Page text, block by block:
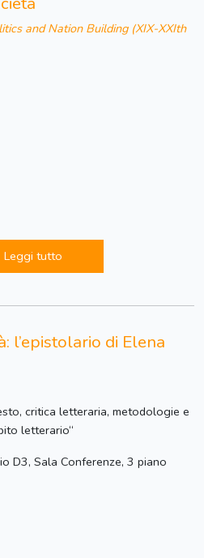
and Nation Building (XIX-XXIth
Leggi tutto
l’epistolario di Elena
critica letteraria, metodologie e
letterario“
D3, Sala Conferenze, 3 piano